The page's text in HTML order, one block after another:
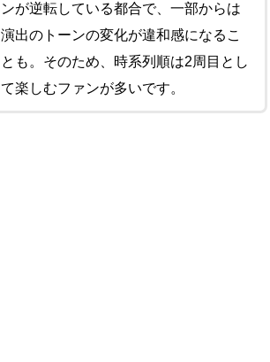
ンが逆転している都合で、一部からは
演出のトーンの変化が違和感になるこ
とも。そのため、時系列順は2周目とし
て楽しむファンが多いです。